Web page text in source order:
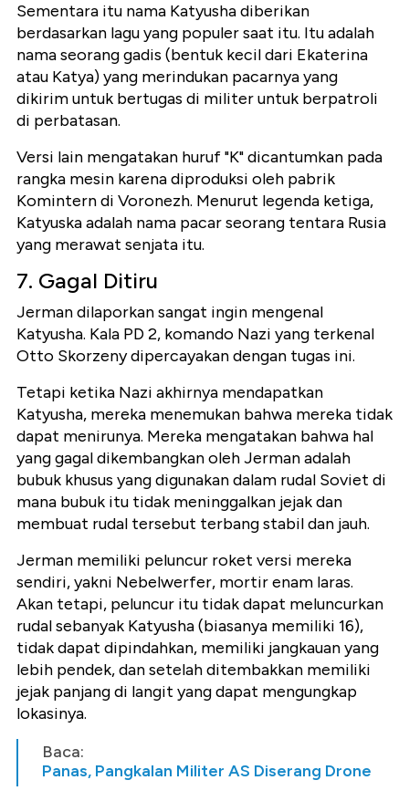
Sementara itu nama Katyusha diberikan
berdasarkan lagu yang populer saat itu. Itu adalah
nama seorang gadis (bentuk kecil dari Ekaterina
atau Katya) yang merindukan pacarnya yang
dikirim untuk bertugas di militer untuk berpatroli
di perbatasan.
Versi lain mengatakan huruf "K" dicantumkan pada
rangka mesin karena diproduksi oleh pabrik
Komintern di Voronezh. Menurut legenda ketiga,
Katyuska adalah nama pacar seorang tentara Rusia
yang merawat senjata itu.
7. Gagal Ditiru
Jerman dilaporkan sangat ingin mengenal
Katyusha. Kala PD 2, komando Nazi yang terkenal
Otto Skorzeny dipercayakan dengan tugas ini.
Tetapi ketika Nazi akhirnya mendapatkan
Katyusha, mereka menemukan bahwa mereka tidak
dapat menirunya. Mereka mengatakan bahwa hal
yang gagal dikembangkan oleh Jerman adalah
bubuk khusus yang digunakan dalam rudal Soviet di
mana bubuk itu tidak meninggalkan jejak dan
membuat rudal tersebut terbang stabil dan jauh.
Jerman memiliki peluncur roket versi mereka
sendiri, yakni Nebelwerfer, mortir enam laras.
Akan tetapi, peluncur itu tidak dapat meluncurkan
rudal sebanyak Katyusha (biasanya memiliki 16),
tidak dapat dipindahkan, memiliki jangkauan yang
lebih pendek, dan setelah ditembakkan memiliki
jejak panjang di langit yang dapat mengungkap
lokasinya.
Baca:
Panas, Pangkalan Militer AS Diserang Drone